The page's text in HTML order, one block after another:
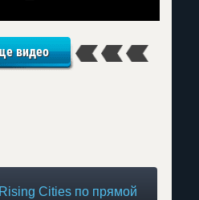
видео
Cities по прямой